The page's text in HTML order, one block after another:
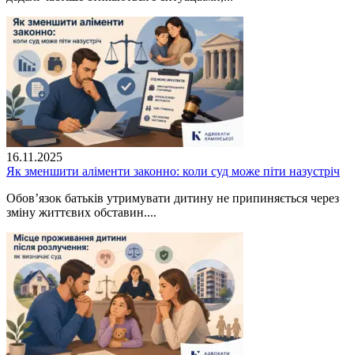
16.11.2025
Як зменшити аліменти законно: коли суд може піти назустріч
Обов’язок батьків утримувати дитину не припиняється через
зміну життєвих обставин....